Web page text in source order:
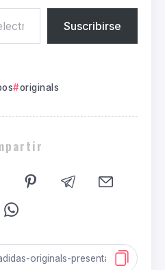
Suscribirse
originals